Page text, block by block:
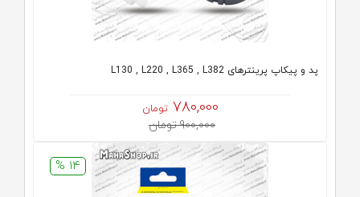
پد و پیکاپ پرینترهای L130 , L220 , L365 , L382
780,000 تومان
900,000 تومان
14 %